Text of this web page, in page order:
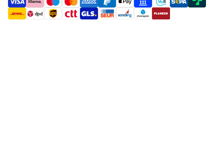
payment methods
shipment methods